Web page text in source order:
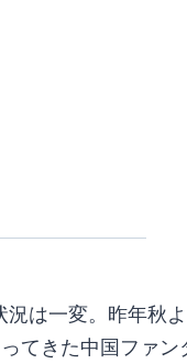
は一変。昨年秋
てきた中国ファン